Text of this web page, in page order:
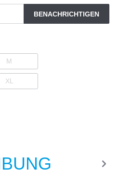
BENACHRICHTIGEN
M
XL